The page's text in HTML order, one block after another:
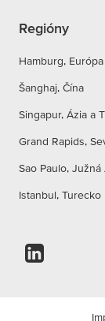
Regióny
Hamburg, Európa
Šanghaj, Čína
Singapur, Ázia a
Grand Rapids,
Sao Paulo, Južná
Istanbul, Turecko